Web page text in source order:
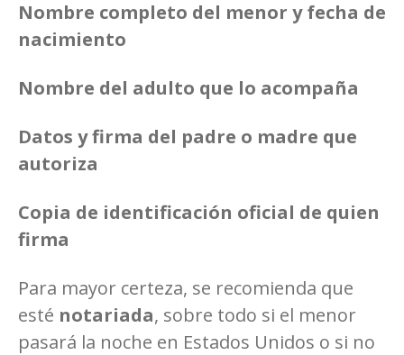
Nombre completo del menor y fecha de
nacimiento
Nombre del adulto que lo acompaña
Datos y firma del padre o madre que
autoriza
Copia de identificación oficial de quien
firma
Para mayor certeza, se recomienda que
esté notariada, sobre todo si el menor
pasará la noche en Estados Unidos o si no